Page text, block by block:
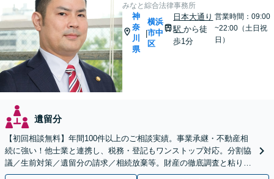
みなと綜合法律事務所
神
奈
川
県
|
横浜
市中
区
日本大通り
駅から徒
歩1分
営業時間：09:00
~22:00（土日祝
日）
遺留分
【初回相談無料】年間100件以上のご相談実績。事業承継・不動産相
続に強い！他士業と連携し、税務・登記もワンストップ対応。分割協
議／生前対策／遺留分の請求／相続放棄等。財産の徹底調査と粘り強
い交渉により、最善の解決へ【日本大通り駅2分】